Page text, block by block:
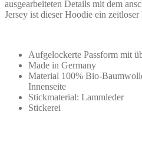
ausgearbeiteten Details mit dem
Jersey ist dieser Hoodie ein zeitloser
Aufgelockerte Passform mit
Made in Germany
Material 100% Bio-
Innenseite
Stickmaterial: Lammleder
Stickerei